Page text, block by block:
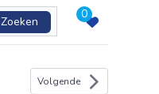
Zoeken
0
Volgende